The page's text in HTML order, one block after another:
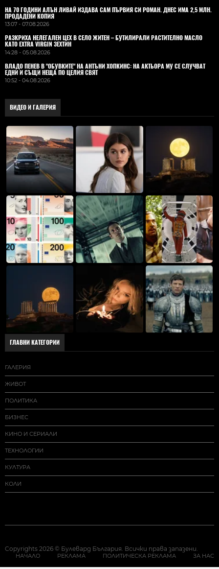
НА 70 ГОДИНИ АЛЪН ЛИВАЙ ИЗДАВА САМ ПЪРВИЯ СИ РОМАН. ДНЕС ИМА 2,5 МЛН.
ПРОДАДЕНИ КОПИЯ
13:07 - 07.08.2026
РАЗКРИХА НЕЛЕГАЛЕН ЦЕХ В СЕЛО ЖИТЕН – БУТИЛИРАЛИ РАСТИТЕЛНО МАСЛО
КАТО EXTRA VIRGIN ЗЕХТИН
14:28 - 05.08.2026
ВЛАДO ПЕНЕВ В "ОБУВКИТЕ" НА АНТЪНИ ХОПКИНС: НА АКТЬОРА МУ СЕ СЛУЧВАТ
ЕДНИ И СЪЩИ НЕЩА ПО ЦЕЛИЯ СВЯТ
10:52 - 04.08.2026
ВИДЕО И ГАЛЕРИЯ
ГЛАВНИ КАТЕГОРИИ
ГАЛЕРИЯ
ЖИВОТ
ПОЛИТИКА
БИЗНЕС
КИНО И СЕРИАЛИ
ТЕХНОЛОГИИ
КУЛТУРА
КОЛИ
Copyrights 2026 © Булевард България. Всички права запазени.
НАЧАЛО РЕКЛАМА ПОЛИТИЧЕСКА РЕКЛАМА ЗА НАС